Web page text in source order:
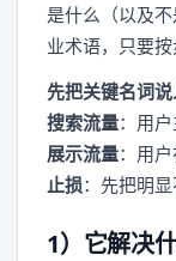
是什么（以及
业术语，只要按
先把关键名词说
搜索流量：用
展示流量：用
止损：先把明
1）它解决